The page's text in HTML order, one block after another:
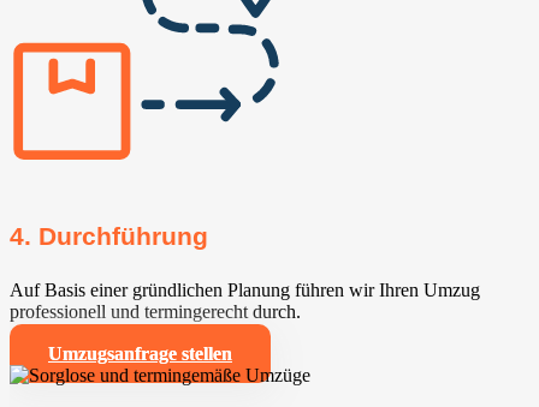
4. Durchführung
Auf Basis einer gründlichen Planung führen wir Ihren Umzug
professionell und termingerecht durch.
Umzugsanfrage stellen